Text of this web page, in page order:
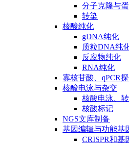
分子克隆与
转染
核酸纯化
gDNA纯化
质粒DNA纯
反应物纯化
RNA纯化
寡核苷酸、qPCR
核酸电泳与杂交
核酸电泳、
核酸标记
NGS文库制备
基因编辑与功能基
CRISPR和基